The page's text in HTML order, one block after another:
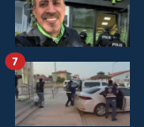
7